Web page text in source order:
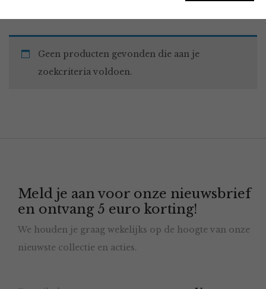
Geen producten gevonden die aan je
zoekcriteria voldoen.
Meld je aan voor onze nieuwsbrief
en ontvang 5 euro korting!
We houden je graag wekelijks op de hoogte van onze
nieuwste collectie en acties.